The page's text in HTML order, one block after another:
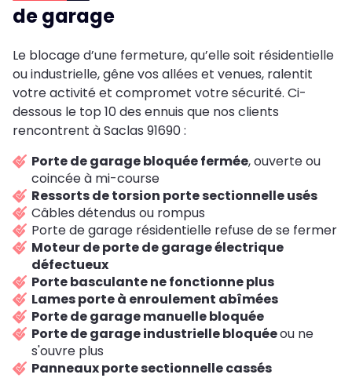
de garage
Le blocage d’une fermeture, qu’elle soit résidentielle
ou industrielle, gêne vos allées et venues, ralentit
votre activité et compromet votre sécurité. Ci-
dessous le top 10 des ennuis que nos clients
rencontrent à Saclas 91690 :
Porte de garage bloquée fermée, ouverte ou
coincée à mi-course
Ressorts de torsion porte sectionnelle usés
Câbles détendus ou rompus
Porte de garage résidentielle refuse de se fermer
Moteur de porte de garage électrique
défectueux
Porte basculante ne fonctionne plus
Lames porte à enroulement abîmées
Porte de garage manuelle bloquée
Porte de garage industrielle bloquéeou ne
s'ouvre plus
Panneaux porte sectionnelle cassés